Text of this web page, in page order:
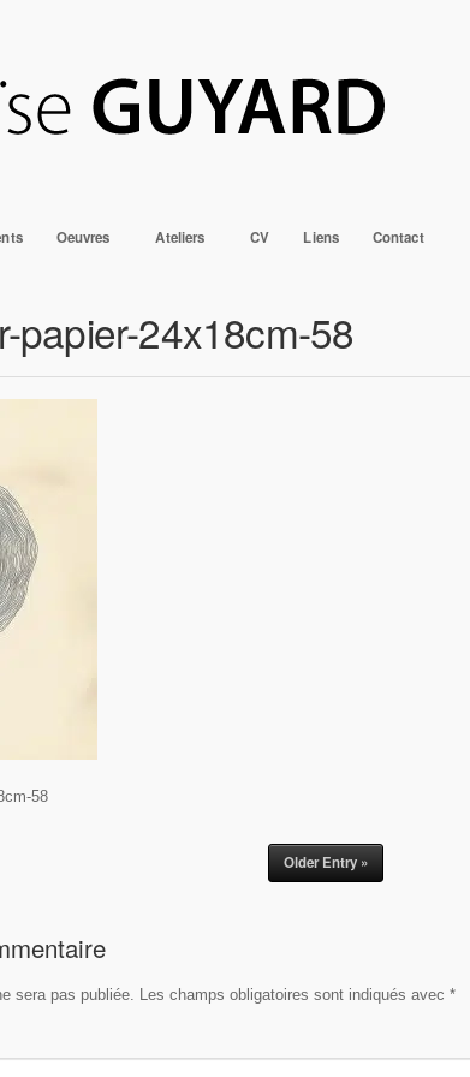
Oeuvres Ateliers CV Liens Contact
papier-24x18cm-58
58
Older Entry »
sera pas publiée. Les champs obligatoires sont indiqués avec *